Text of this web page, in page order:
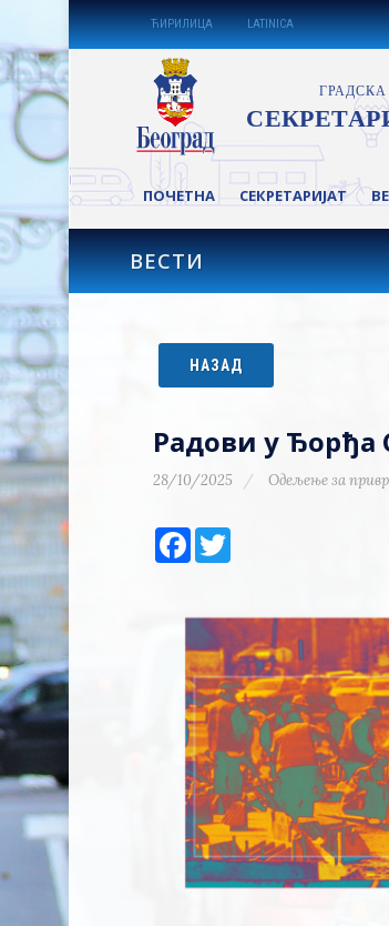
ЋИРИЛИЦА LATINICA
ПОЧЕТНА СЕКРЕТАРИЈАТ
ВЕСТИ
НАЗАД
Радови у Ђорђа
28/10/2025 Одељење за
Facebook